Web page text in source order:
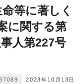
等に著しく
に関する第
人第227号
2023年10月13日